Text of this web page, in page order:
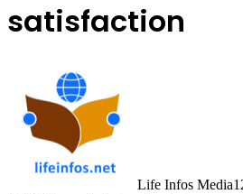
satisfaction
Life Infos Media